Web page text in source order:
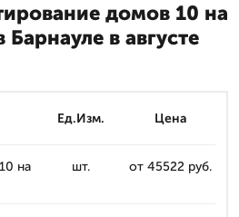
домов 10 на
в августе
Ед.Изм. Цена
на
шт. от 45522 руб.